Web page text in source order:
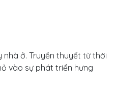
ở. Truyền thuyết từ thời
vào sự phát triển hưng